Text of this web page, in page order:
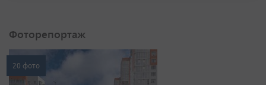
Фоторепортаж
20 фото